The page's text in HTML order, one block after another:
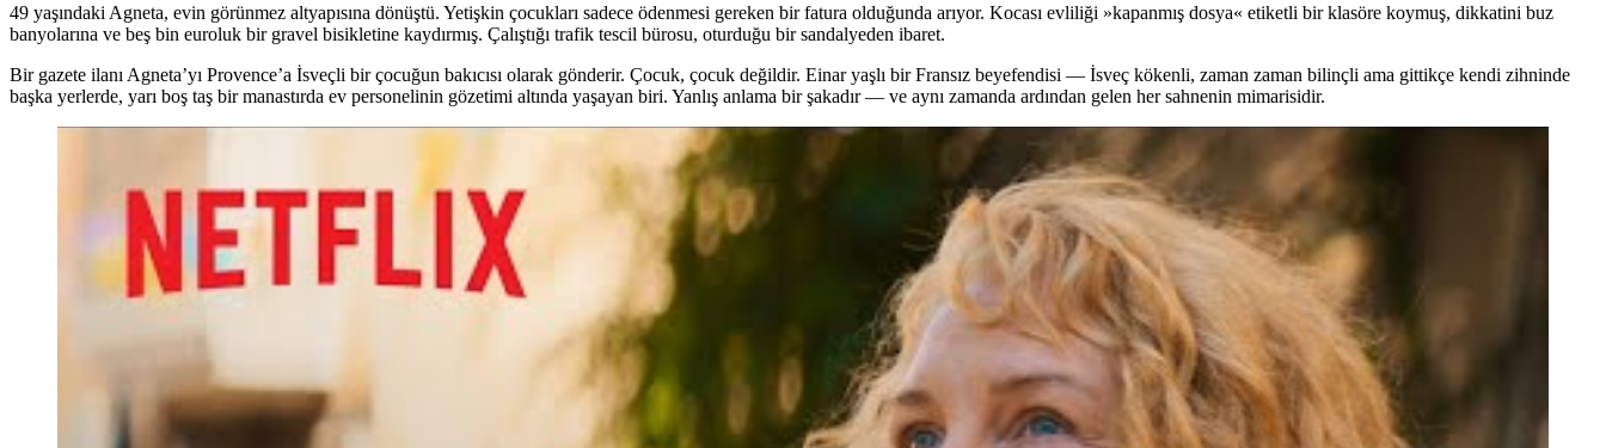
49 yaşındaki Agneta, evin görünmez altyapısına dönüştü. Yetişkin çocukları sadece ödenmesi gereken bir fatura olduğunda arıyor. Kocası evliliği »kapanmış dosya« etiketli bir klasöre koymuş, dikkatini buz
banyolarına ve beş bin euroluk bir gravel bisikletine kaydırmış. Çalıştığı trafik tescil bürosu, oturduğu bir sandalyeden ibaret.
Bir gazete ilanı Agneta’yı Provence’a İsveçli bir çocuğun bakıcısı olarak gönderir. Çocuk, çocuk değildir. Einar yaşlı bir Fransız beyefendisi — İsveç kökenli, zaman zaman bilinçli ama gittikçe kendi zihninde
başka yerlerde, yarı boş taş bir manastırda ev personelinin gözetimi altında yaşayan biri. Yanlış anlama bir şakadır — ve aynı zamanda ardından gelen her sahnenin mimarisidir.